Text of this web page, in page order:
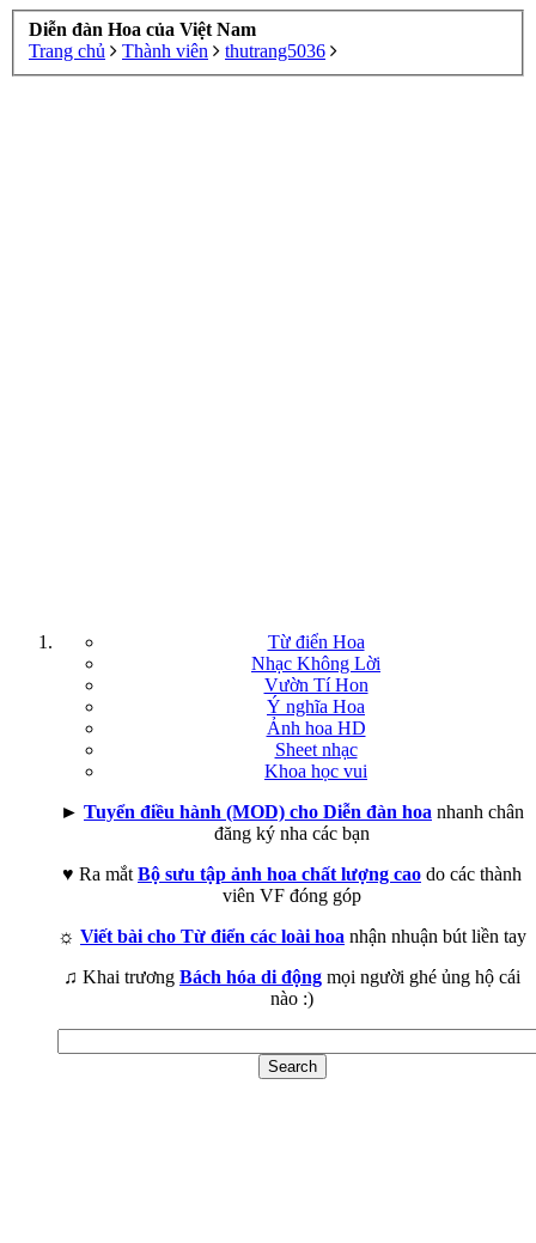
Diễn đàn Hoa của Việt Nam
Trang chủ
Thành viên thutrang5036
Từ điển Hoa
Nhạc Không Lời
Vườn Tí Hon
Ý nghĩa Hoa
Ảnh hoa HD
Sheet nhạc
Khoa học vui
► Tuyển điều hành (MOD) cho Diễn đàn hoa nhanh chân
đăng ký nha các bạn
♥ Ra mắt Bộ sưu tập ảnh hoa chất lượng cao do các thành
viên VF đóng góp
☼ Viết bài cho Từ điển các loài hoa nhận nhuận bút liền tay
♫ Khai trương Bách hóa di động mọi người ghé ủng hộ cái
nào :)